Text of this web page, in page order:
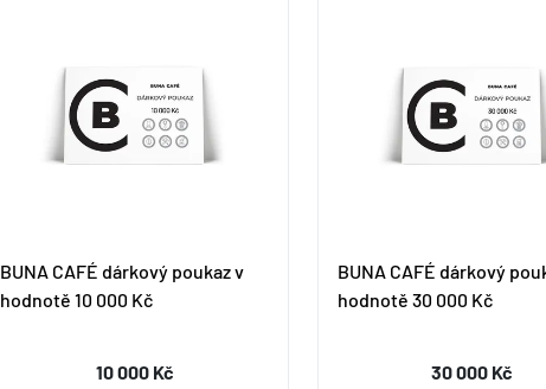
BUNA CAFÉ dárkový poukaz v
hodnotě 10 000 Kč
10 000 Kč
BUNA CAFÉ dárkový
hodnotě 30 000 Kč
30 000 Kč